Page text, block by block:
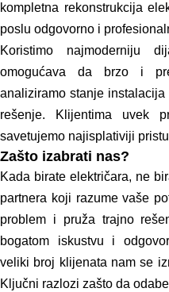
kompletna rekonstrukcija
poslu odgovorno i
Koristimo
najmoderniju
omogućava da brzo i
analiziramo stanje
rešenje. Klijentima uvek
savetujemo najisplativiji
Zašto izabrati nas?
Kada birate električara, ne
partnera koji razume vaše
problem i pruža trajno
bogatom iskustvu i
veliki broj klijenata nam se
Ključni razlozi zašto da